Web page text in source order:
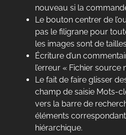
nouveau si la
Le bouton centrer de
pas le filigrane pour
les images sont de
Écriture d’un
l’erreur « Fichier source
Le fait de faire glisser
champ de saisie Mots-
vers la barre de
éléments
hiérarchique.